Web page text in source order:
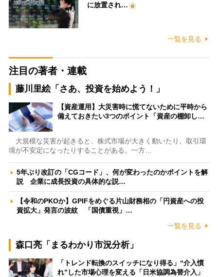
に放置され…
一覧を見る
注目の著者・連載
藤川里絵「さあ、投資を始めよう！」
【資産運用】大災害時に慌てないために平時から
備えておきたい3つのポイント「資産の棚卸し…
大規模な災害が起きると、株式市場が大きく動いたり、取引環
境が不安定になったりすることがある。一方…
5年ぶり改訂の「CGコード」、何が変わったのかポイントを解
説 企業に成長投資の具体的な説…
【令和のPKOか】GPIFをめぐる片山財務相の「円資産への投
資拡大」発言の波紋 「国債重視」…
一覧を見る
森口亮「まるわかり市況分析」
「トレンド転換のスイッチになり得る」“介入慣
れ”した市場心理を変える「日米協調為替介入」